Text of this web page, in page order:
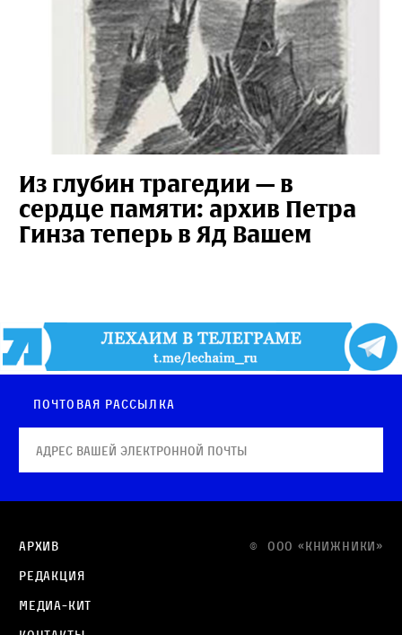
Из глубин трагедии — в
сердце памяти: архив Петра
Гинза теперь в Яд Вашем
Почтовая рассылка
© OOO «КНИЖНИКИ»
Архив
Редакция
Медиа-кит